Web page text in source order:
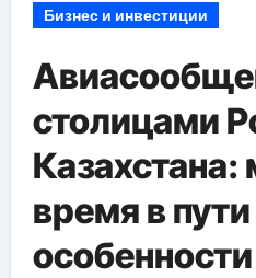
Бизнес и инвестиции
столицами
время в пути